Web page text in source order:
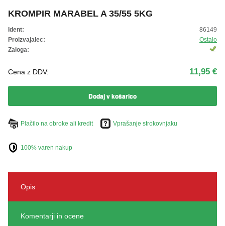
KROMPIR MARABEL A 35/55 5KG
Ident:
86149
Proizvajalec:
Ostalo
Zaloga:
Cena z DDV: 11,95 €
Dodaj v košarico
Plačilo na obroke ali kredit Vprašanje strokovnjaku
100% varen nakup
Opis
Komentarji in ocene